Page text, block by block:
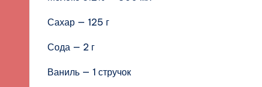
Сахар — 125 г
Сода — 2 г
Ваниль — 1 стручок